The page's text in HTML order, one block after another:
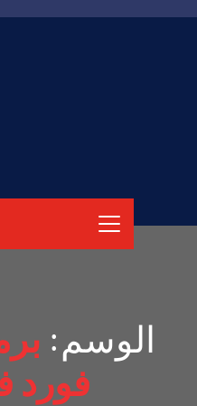
الوسم:
فورد